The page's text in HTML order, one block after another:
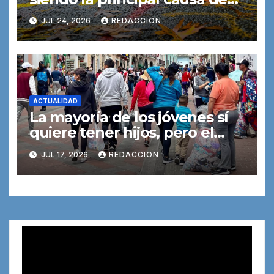
muerte entre los jóvenes
JUL 24, 2026 REDACCION
ACTUALIDAD
La mayoría de los jóvenes sí
quiere tener hijos, pero el
dinero y la vivienda lo
dificultan
JUL 17, 2026 REDACCION